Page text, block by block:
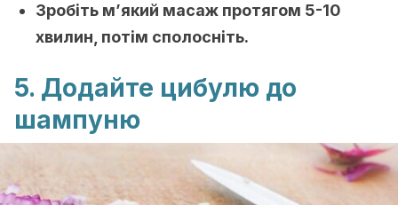
Зробіть м’який масаж протягом 5-10
хвилин, потім сполосніть.
5. Додайте цибулю до
шампуню